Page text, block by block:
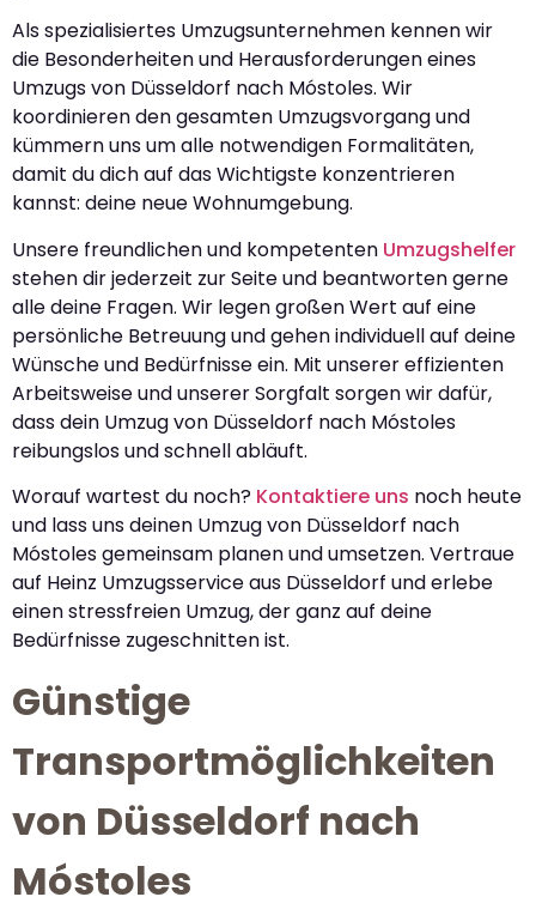
Als spezialisiertes Umzugsunternehmen kennen wir
die Besonderheiten und Herausforderungen eines
Umzugs von Düsseldorf nach Móstoles. Wir
koordinieren den gesamten Umzugsvorgang und
kümmern uns um alle notwendigen Formalitäten,
damit du dich auf das Wichtigste konzentrieren
kannst: deine neue Wohnumgebung.
Unsere freundlichen und kompetenten Umzugshelfer
stehen dir jederzeit zur Seite und beantworten gerne
alle deine Fragen. Wir legen großen Wert auf eine
persönliche Betreuung und gehen individuell auf deine
Wünsche und Bedürfnisse ein. Mit unserer effizienten
Arbeitsweise und unserer Sorgfalt sorgen wir dafür,
dass dein Umzug von Düsseldorf nach Móstoles
reibungslos und schnell abläuft.
Worauf wartest du noch? Kontaktiere uns noch heute
und lass uns deinen Umzug von Düsseldorf nach
Móstoles gemeinsam planen und umsetzen. Vertraue
auf Heinz Umzugsservice aus Düsseldorf und erlebe
einen stressfreien Umzug, der ganz auf deine
Bedürfnisse zugeschnitten ist.
Günstige
Transportmöglichkeiten
von Düsseldorf nach
Móstoles